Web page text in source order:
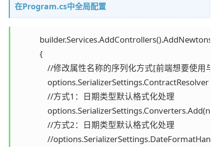
在Program.cs中全局配置
            {
//修改属性名称的序列化方式[前端想要使
options.SerializerSettings.ContractResolver =
                //方式1：日期类型默认格式化处理
                //方式2：日期类型默认格式化处理
//